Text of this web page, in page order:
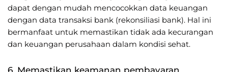
dapat dengan mudah mencocokkan data keuangan
dengan data transaksi bank (rekonsiliasi bank). Hal ini
bermanfaat untuk memastikan tidak ada kecurangan
dan keuangan perusahaan dalam kondisi sehat.
6. Memastikan keamanan pembayaran